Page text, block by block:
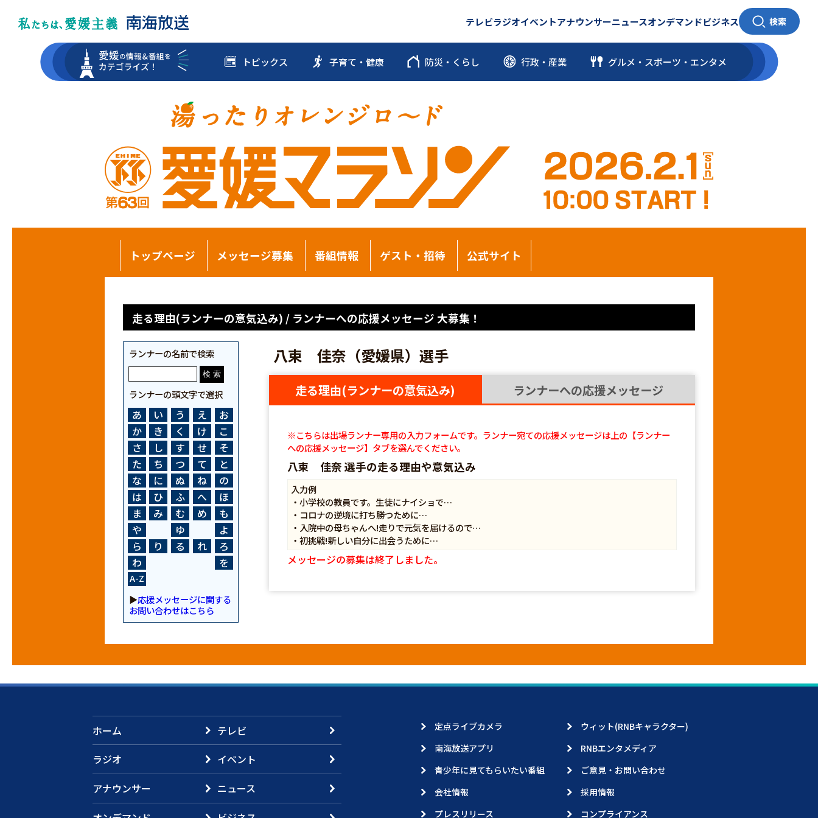
テレビラジオイベントアナウンサーニュースオンデマンドビジネス 検索
トピックス 子育て・健康 防災・くらし 行政・産業 グルメ・スポーツ ・ エンタメ
トップページ メッセージ募集 番組情報 ゲスト・招待 公式サイト
走る理由(ランナーの意気込み) / ランナーへの応援メッセージ 大募集！
ランナーの名前で検索
ランナーの頭文字で選択
あ い う え
お
か
き く け
こ
さ
し す せ
そ
た
ち つ て
と
な
に ぬ ね
の
は
ひ ふ へ
ほ
ま
み む め
も
や
ゆ
よ
ら
り る れ
ろ
わ
を
A-Z
▶応援メッセージに関する
お問い合わせはこちら
八束 佳奈（愛媛県）選手
走る理由(ランナーの意気込み) ランナーへの応援メッセージ
※こちらは出場ランナー専用の入力フォームです。ランナー宛ての応援メッセージは上の【ランナー
への応援メッセージ】タブを選んでください。
八束 佳奈 選手の走る理由や意気込み
入力例
・小学校の教員です。生徒にナイショで…
・コロナの逆境に打ち勝つために…
・入院中の母ちゃんへ!走りで元気を届けるので…
・初挑戦!新しい自分に出会うために…
メッセージの募集は終了しました。
ホーム
テレビ
ラジオ
イベント
アナウンサー
ニュース
定点ライブカメラ
ウィット(RNBキャラクター)
南海放送アプリ
RNBエンタメディア
青少年に見てもらいたい番組
ご意見・お問い合わせ
会社情報
採用情報
プレスリリース
コンプライアンス